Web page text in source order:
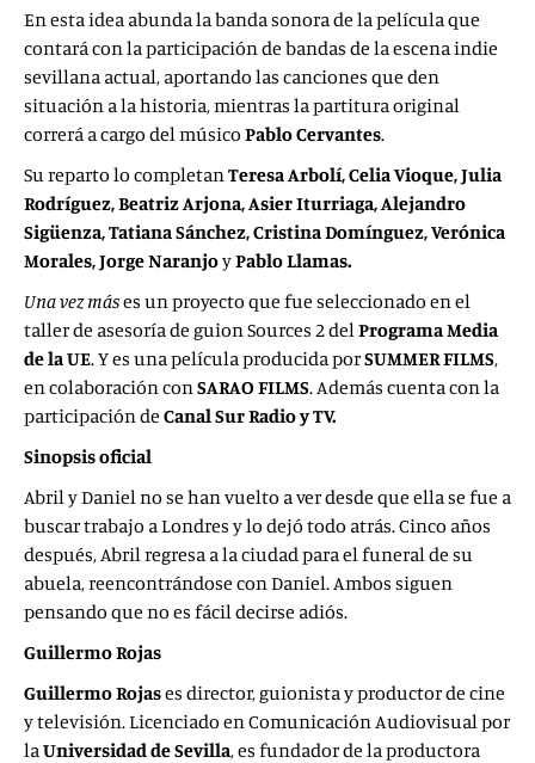
En esta idea abunda la banda sonora de la película que
contará con la participación de bandas de la escena indie
sevillana actual, aportando las canciones que den
situación a la historia, mientras la partitura original
correrá a cargo del músico Pablo Cervantes.
Su reparto lo completanTeresa Arbolí, Celia Vioque, Julia
Rodríguez, Beatriz Arjona, Asier Iturriaga, Alejandro
Sigüenza, Tatiana Sánchez, Cristina Domínguez, Verónica
Morales, Jorge NaranjoyPablo Llamas.
Una vez máses un proyecto que fue seleccionado en el
taller de asesoría de guion Sources 2 delPrograma Media
de la UE. Y es una película producida porSUMMER FILMS,
en colaboración conSARAO FILMS. Además cuenta con la
participación de Canal Sur Radio y TV.
Sinopsis oficial
Abril y Daniel no se han vuelto a ver desde que ella se fue a
buscar trabajo a Londres y lo dejó todo atrás. Cinco años
después, Abril regresa a la ciudad para el funeral de su
abuela, reencontrándose con Daniel. Ambos siguen
pensando que no es fácil decirse adiós.
Guillermo Rojas
Guillermo Rojases director, guionista y productor de cine
y televisión. Licenciado en Comunicación Audiovisual por
laUniversidad de Sevilla, es fundador de la productora